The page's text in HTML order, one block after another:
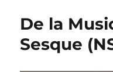
De la
Sesque